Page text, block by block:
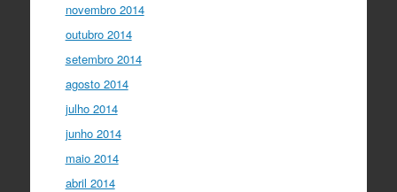
novembro 2014
outubro 2014
setembro 2014
agosto 2014
julho 2014
junho 2014
maio 2014
abril 2014